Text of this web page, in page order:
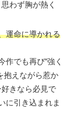
わず胸が熱く
運命に導かれる
作でも再び“強く
抱えながら惹か
きなら必見で
に引き込まれま